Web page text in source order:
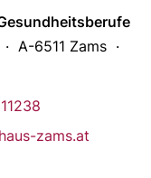
A-6511 Zams
zams.at